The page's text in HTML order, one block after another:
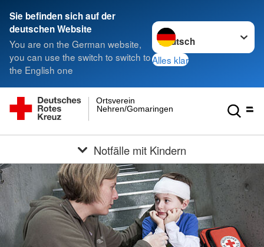
Sie befinden sich auf der
deutschen Website
You are on the German website,
you can use the switch to switch to
the English one
Sprache wechseln zu
Alles klar
Nehren/Gomaringen
Ortsverein
Notfälle mit Kindern